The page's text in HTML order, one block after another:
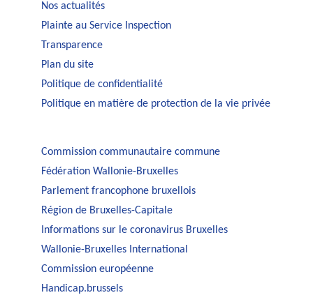
Nos actualités
Plainte au Service Inspection
Transparence
Plan du site
Politique de confidentialité
Politique en matière de protection de la vie privée
Commission communautaire commune
Fédération Wallonie-Bruxelles
Parlement francophone bruxellois
Région de Bruxelles-Capitale
Informations sur le coronavirus Bruxelles
Wallonie-Bruxelles International
Commission européenne
Handicap.brussels